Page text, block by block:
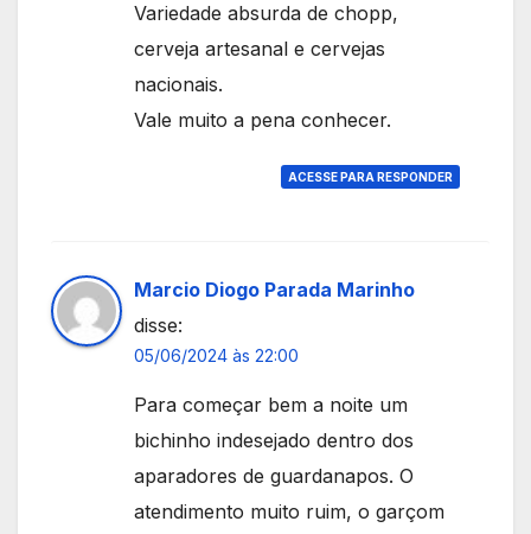
Variedade absurda de chopp,
cerveja artesanal e cervejas
nacionais.
Vale muito a pena conhecer.
ACESSE PARA RESPONDER
Marcio Diogo Parada Marinho
disse:
05/06/2024 às 22:00
Para começar bem a noite um
bichinho indesejado dentro dos
aparadores de guardanapos. O
atendimento muito ruim, o garçom